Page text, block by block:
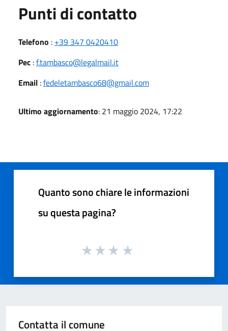
Punti di contatto
Telefono : +39 347 0420410
Pec :f.tambasco@legalmail.it
Email :fedeletambasco68@gmail.com
Ultimo aggiornamento: 21 maggio 2024, 17:22
Quanto sono chiare le informazioni
su questa pagina?
Contatta il comune